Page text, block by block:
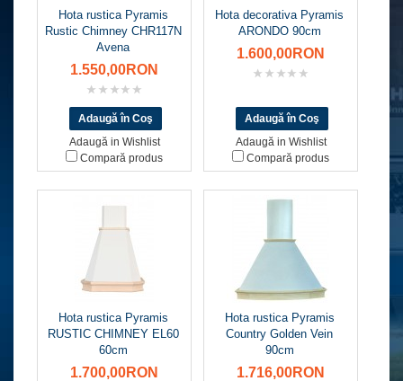
Hota rustica Pyramis
Rustic Chimney CHR117N
Avena
1.550,00RON
Adaugă in Wishlist
Compară produs
Hota decorativa Pyramis
ARONDO 90cm
1.600,00RON
Adaugă in Wishlist
Compară produs
Hota rustica Pyramis
RUSTIC CHIMNEY EL60
60cm
1.700,00RON
Hota rustica Pyramis
Country Golden Vein
90cm
1.716,00RON